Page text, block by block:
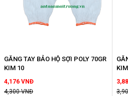
GĂNG TAY BẢO HỘ SỢI POLY 70GR
KIM 10
4,176 VNĐ
4,300 VNĐ